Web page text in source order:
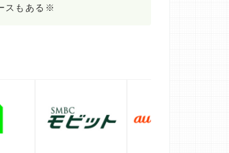
スもある※